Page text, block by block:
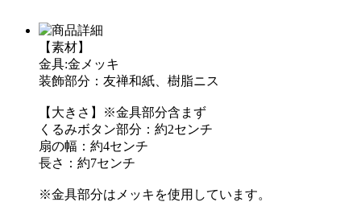
【素材】
金具:金メッキ
装飾部分：友禅和紙、樹脂ニス
【大きさ】※金具部分含まず
くるみボタン部分：約2センチ
扇の幅：約4センチ
長さ：約7センチ
※金具部分はメッキを使用しています。